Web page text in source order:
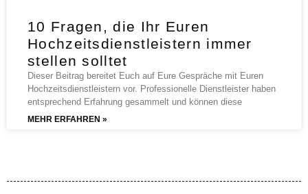
10 Fragen, die Ihr Euren
Hochzeitsdienstleistern immer
stellen solltet
Dieser Beitrag bereitet Euch auf Eure Gespräche mit Euren
Hochzeitsdienstleistern vor. Professionelle Dienstleister haben
entsprechend Erfahrung gesammelt und können diese
MEHR ERFAHREN »